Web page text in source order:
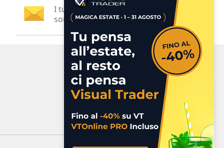
I tuoi suggerimenti per noi
sono preziosi e molto utili! »